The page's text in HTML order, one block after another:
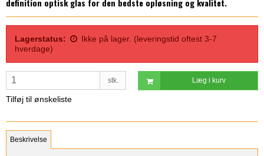
definition optisk glas for den bedste opløsning og kvalitet.‎
Lagerstatus:
Ikke på lager. (leveringstid oftest 3-7
hverdage)
stk. Læg i kurv
Tilføj til ønskeliste
Beskrivelse